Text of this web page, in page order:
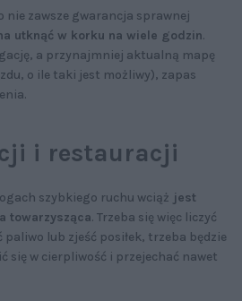
nie zawsze gwarancja sprawnej
utknąć w korku na wiele godzin.
a przynajmniej aktualną mapę
o ile taki jest możliwy), zapas
i restauracji
szybkiego ruchu wciąż jest
towarzysząca. Trzeba się więc liczyć
lub zjeść posiłek, trzeba będzie
się w cierpliwość i przejechać nawet